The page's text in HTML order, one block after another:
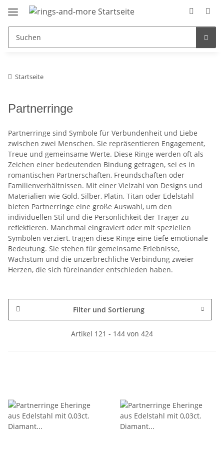
Startseite
Partnerringe
Partnerringe sind Symbole für Verbundenheit und Liebe
zwischen zwei Menschen. Sie repräsentieren Engagement,
Treue und gemeinsame Werte. Diese Ringe werden oft als
Zeichen einer bedeutenden Bindung getragen, sei es in
romantischen Partnerschaften, Freundschaften oder
Familienverhältnissen. Mit einer Vielzahl von Designs und
Materialien wie Gold, Silber, Platin, Titan oder Edelstahl
bieten Partnerringe eine große Auswahl, um den
individuellen Stil und die Persönlichkeit der Träger zu
reflektieren. Manchmal eingraviert oder mit speziellen
Symbolen verziert, tragen diese Ringe eine tiefe emotionale
Bedeutung. Sie stehen für gemeinsame Erlebnisse,
Wachstum und die unzerbrechliche Verbindung zweier
Herzen, die sich füreinander entschieden haben.
Filter und Sortierung
Artikel 121 - 144 von 424